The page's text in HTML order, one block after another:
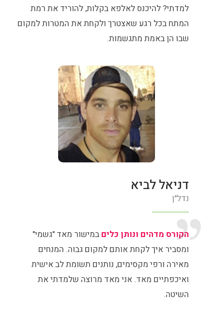
למדתי? להיכנס לאלפא בקלות, להוריד את רמת
המתח בכל רגע שאצטרך ולקחת את המטרות למקום
שבו הן באמת מתגשמות.
דניאל לביא
נדל"ן
הקורס מדהים ונותן כלים במישור מאד "גשמי"
ומסביר איך לקחת אותם למקום גבוה. המנחים
מאירה ורפי מקסימים, נותנים תשומת לב אישית
ואיכפתיים מאד. אני מאד מרוצה שלמדתי את
השיטה.